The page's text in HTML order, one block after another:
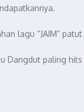
lagu “JAIM”
Dangdut paling